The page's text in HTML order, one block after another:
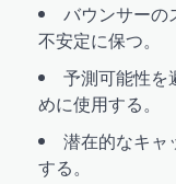
バウンサーの
不安定に保つ。
予測可能性を
めに使用する。
潜在的なキャ
する。